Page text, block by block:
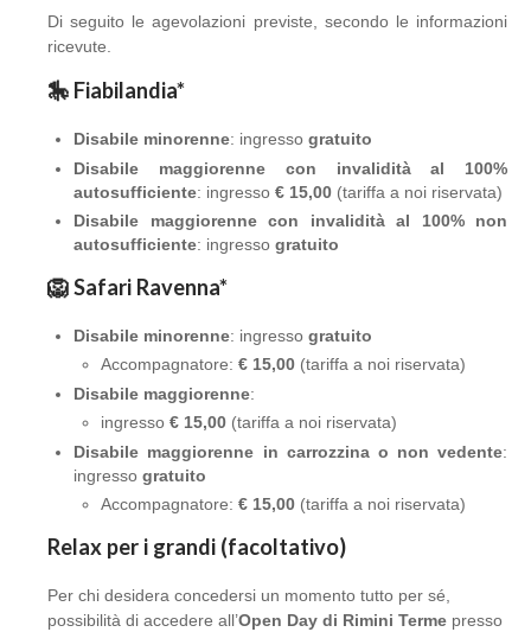
Di seguito le agevolazioni previste, secondo le informazioni
ricevute.
🎠 Fiabilandia*
Disabile minorenne: ingressogratuito
Disabile maggiorenne con invalidità al 100%
autosufficiente: ingresso€ 15,00 (tariffa a noi riservata)
Disabile maggiorenne con invalidità al 100% non
autosufficiente: ingressogratuito
🦁 Safari Ravenna*
Disabile minorenne: ingressogratuito
Accompagnatore: € 15,00(tariffa a noi riservata)
Disabile maggiorenne:
ingresso € 15,00(tariffa a noi riservata)
Disabile maggiorenne in carrozzina o non vedente:
ingressogratuito
Accompagnatore: € 15,00(tariffa a noi riservata)
Relax per i grandi (facoltativo)
Per chi desidera concedersi un momento tutto per sé,
possibilità di accedere all’Open Day di Rimini Terme presso